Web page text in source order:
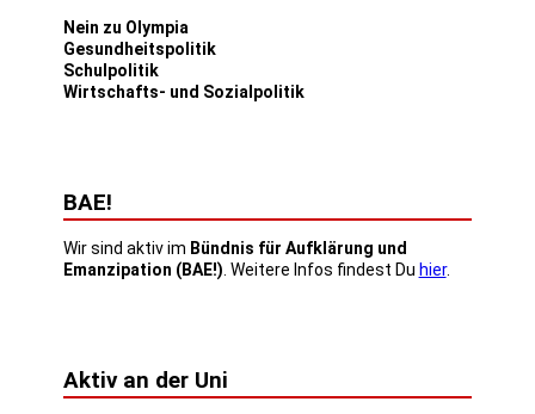
Nein zu Olympia
Gesundheitspolitik
Schulpolitik
Wirtschafts- und Sozialpolitik
BAE!
Wir sind aktiv im Bündnis für Aufklärung und
Emanzipation (BAE!) . Weitere Infos findest Du hier.
Aktiv an der Uni